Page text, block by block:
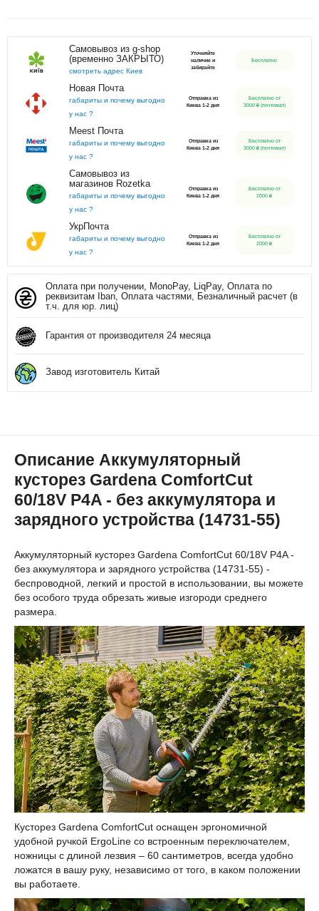
Самовывоз из g-shop
(временно ЗАКРЫТО)
смотреть адрес Киев
Уточняйте
наличие и
забирайте
Бесплатно
Новая Почта
габариты и почему выгодно
у нас ?
Отправка из
Киева 1-2 дня
Бесплатно от
3000 ₴ (почтомат)
Meest Почта
габариты и почему выгодно
у нас ?
Отправка из
Киева 1-2 дня
Бесплатно от
3000 ₴ (почтомат)
Самовывоз из
магазинов Rozetka
габариты и почему выгодно
у нас ?
Отправка из
Киева 1-2 дня
Бесплатно от
2000 ₴
УкрПочта
габариты и почему выгодно
у нас ?
Отправка из
Киева 1-2 дня
Бесплатно от
2000 ₴
Оплата при получении, MonoPay, LiqPay, Оплата по
реквизитам Iban, Оплата частями, Безналичный расчет (в
т.ч. для юр. лиц)
Гарантия от производителя 24 месяца
Завод изготовитель Китай
Описание Аккумуляторный
кусторез Gardena ComfortCut
60/18V P4A - без аккумулятора и
зарядного устройства (14731-55)
Аккумуляторный кусторез Gardena ComfortCut 60/18V P4A -
без аккумулятора и зарядного устройства (14731-55) -
беспроводной, легкий и простой в использовании, вы можете
без особого труда обрезать живые изгороди среднего
размера.
Кусторез Gardena ComfortCut оснащен эргономичной
удобной ручкой ErgoLine со встроенным переключателем,
ножницы с длиной лезвия – 60 сантиметров, всегда удобно
ложатся в вашу руку, независимо от того, в каком положении
вы работаете.